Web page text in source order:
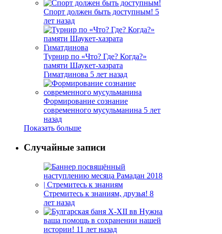
Спорт должен быть доступным! 5
лет назад
Турнир по «Что? Где? Когда?»
памяти Шаукет-хазрата
Гиматдинова 5 лет назад
Формирование сознание
современного мусульманина 5 лет
назад
Показать больше
Случайные записи
Стремитесь к знаниям, друзья! 8
лет назад
Нужна
ваша помощь в сохранении нашей
истории! 11 лет назад